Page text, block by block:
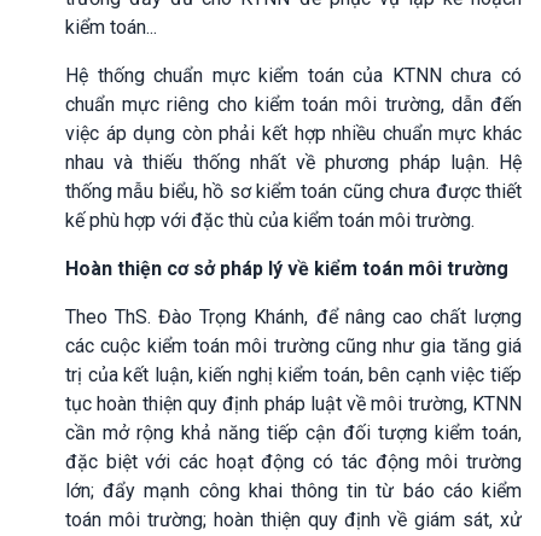
kiểm toán...
Hệ thống chuẩn mực kiểm toán của KTNN chưa có
chuẩn mực riêng cho kiểm toán môi trường, dẫn đến
việc áp dụng còn phải kết hợp nhiều chuẩn mực khác
nhau và thiếu thống nhất về phương pháp luận. Hệ
thống mẫu biểu, hồ sơ kiểm toán cũng chưa được thiết
kế phù hợp với đặc thù của kiểm toán môi trường.
Hoàn thiện cơ sở pháp lý về kiểm toán môi trường
Theo ThS. Đào Trọng Khánh, để nâng cao chất lượng
các cuộc kiểm toán môi trường cũng như gia tăng giá
trị của kết luận, kiến nghị kiểm toán, bên cạnh việc tiếp
tục hoàn thiện quy định pháp luật về môi trường, KTNN
cần mở rộng khả năng tiếp cận đối tượng kiểm toán,
đặc biệt với các hoạt động có tác động môi trường
lớn; đẩy mạnh công khai thông tin từ báo cáo kiểm
toán môi trường; hoàn thiện quy định về giám sát, xử